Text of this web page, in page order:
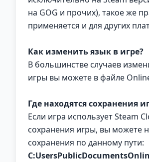
на GOG и прочих), такое же
применяется и для других
Как изменить язык в игре?
В большинстве случаев
игры вы можете в файле
Где находятся сохранения
Если игра использует Steam
сохранения игры, вы можете
сохранения по данному пути: